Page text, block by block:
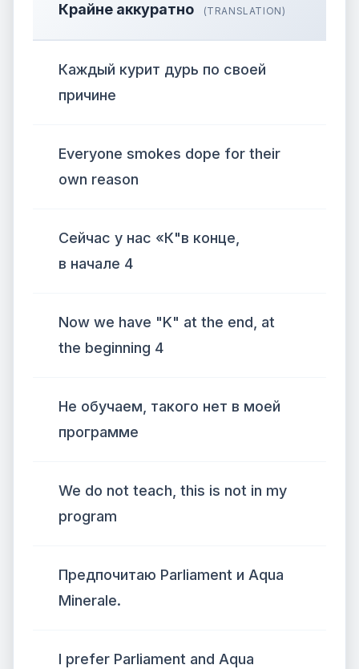
Крайне аккуратно (TRANSLATION)
Каждый курит дурь по своей
причине
Everyone smokes dope for their
own reason
Сейчас у нас «К"в конце,
в начале 4
Now we have "K" at the end, at
the beginning 4
Не обучаем, такого нет в моей
программе
We do not teach, this is not in my
program
Предпочитаю Parliament и Aqua
Minerale.
I prefer Parliament and Aqua